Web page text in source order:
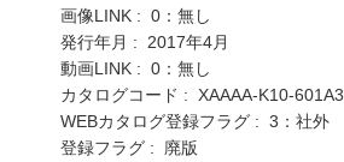
画像LINK : 0：無し
発行年月 : 2017年4月
動画LINK : 0：無し
カタログコード : XAAAA-K10-601A3
WEBカタログ登録フラグ : 3：社外
登録フラグ : 廃版